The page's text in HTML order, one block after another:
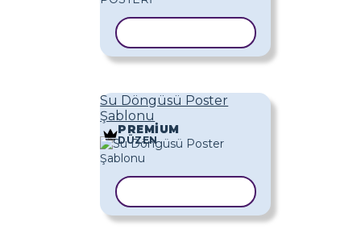
Su Döngüsü Poster
Şablonu
PREMIUM
DÜZEN